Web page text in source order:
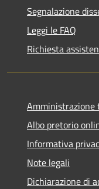
Segnalazione
Leggi le FAQ
Richiesta
Amministrazione
Albo pretorio
Informativa
Note legali
Dichiarazione di